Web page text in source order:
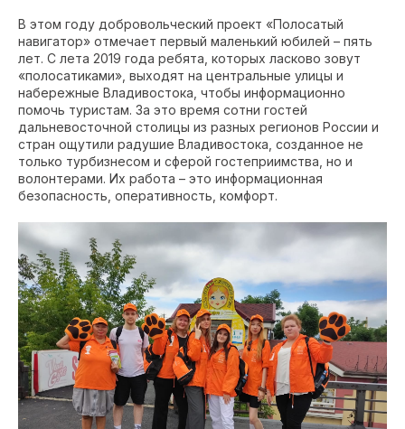
В этом году добровольческий проект «Полосатый
навигатор» отмечает первый маленький юбилей – пять
лет. С лета 2019 года ребята, которых ласково зовут
«полосатиками», выходят на центральные улицы и
набережные Владивостока, чтобы информационно
помочь туристам. За это время сотни гостей
дальневосточной столицы из разных регионов России и
стран ощутили радушие Владивостока, созданное не
только турбизнесом и сферой гостеприимства, но и
волонтерами. Их работа – это информационная
безопасность, оперативность, комфорт.